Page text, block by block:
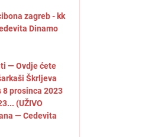
zagreb - kk
Dinamo
— Ovdje ćete
Škrljeva
prosinca 2023
(UŽIVO
— Cedevita